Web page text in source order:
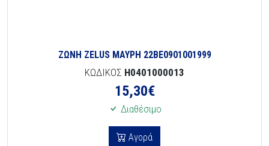
ΖΩΝΗ ZELUS ΜΑΥΡΗ 22BE0901001999
ΚΩΔΙΚΟΣ H0401000013
15,30€
Διαθέσιμο
Αγορά